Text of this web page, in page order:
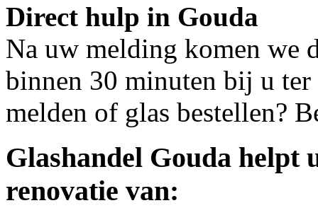
Direct hulp in Gouda
Na uw melding komen we
binnen 30 minuten bij u ter
melden of glas bestellen?
Glashandel Gouda helpt
renovatie van: